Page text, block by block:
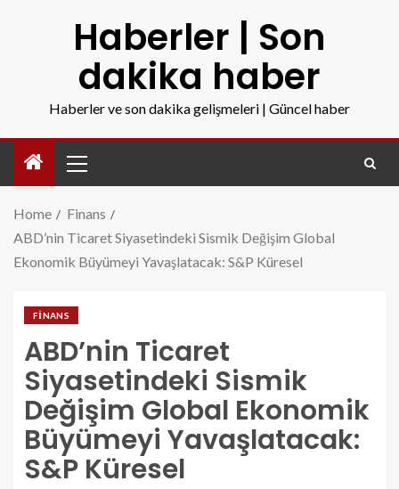
Haberler | Son
dakika haber
Haberler ve son dakika gelişmeleri | Güncel haber
Home
Finans
ABD’nin Ticaret Siyasetindeki Sismik Değişim Global
Ekonomik Büyümeyi Yavaşlatacak: S&P Küresel
FINANS
ABD’nin Ticaret
Siyasetindeki Sismik
Değişim Global Ekonomik
Büyümeyi Yavaşlatacak:
S&P Küresel